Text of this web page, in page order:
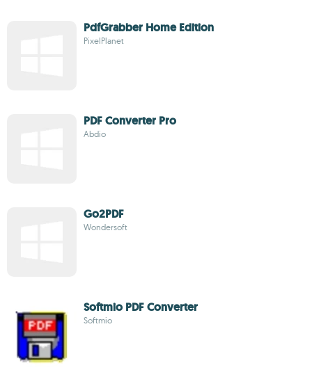
PdfGrabber Home Edition
PixelPlanet
PDF Converter Pro
Abdio
Go2PDF
Wondersoft
Softmio PDF Converter
Softmio